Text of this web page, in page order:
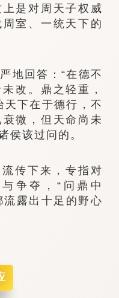
是对周天子权威
室、一统天下的
回答：“在德不
改。鼎之轻重，
天下在于德行，不
微，但天命尚未
侯该过问的。
传下来，专指对
争夺，“问鼎中
流露出十足的野心